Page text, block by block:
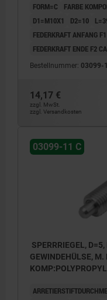
FORM=C
FARBE
D1=M10X1
D2=10
FEDERKRAFT ANFANG
FEDERKRAFT ENDE F2
Bestellnummer: 03099-
14,17 €
zzgl. MwSt.
zzgl. Versandkosten
03099-11 C
SPERRRIEGEL,
GEWINDEHÜLSE,